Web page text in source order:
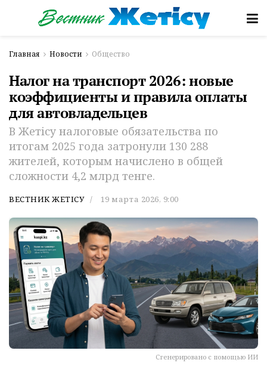
Главная Новости Общество
Налог на транспорт 2026: новые
коэффициенты и правила оплаты
для автовладельцев
В Жетісу налоговые обязательства по
итогам 2025 года затронули 130 288
жителей, которым начислено в общей
сложности 4,2 млрд тенге.
ВЕСТНИК ЖЕТІСУ 19 марта 2026, 9:00
Сгенерировано с помощью ИИ